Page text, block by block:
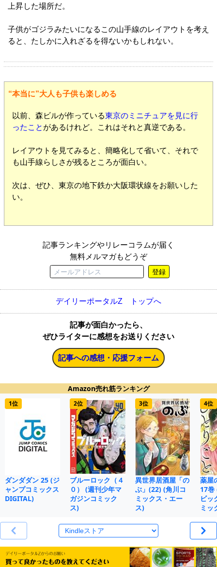
上昇した場所だ。
子供がゴジラみたいになるこの山手線のレイアウトを考え
ると、たしかに入れざるを得ないかもしれない。
“本当に”大人も子供も楽しめる
以前、森ビルが作っている東京のミニチュアを見に行
ったこと があるけれど。これはそれと真逆である。
レイアウトを見てみると、簡略化して省いて、それで
も山手線らしさが残るところが面白い。
次は、ぜひ、東京の地下鉄か大阪環状線をお願いした
い。
記事ランキングやリレーコラムが届く
無料メルマガもどうぞ
登録
デイリーポータルZ トップへ
記事が面白かったら、
ぜひライターに感想をお送りください
記事への感想・応援フォーム
Amazon売れ筋ランキング
1位
ダンダダン 25 (ジ
ャンプコミックス
DIGITAL)
2位
ブルーロック（４
０） (週刊少年マ
ガジンコミック
ス)
3位
異世界居酒屋「の
ぶ」(22) (角川コ
ミックス・エー
ス)
4位
薬屋
17巻
ビッ
ミッ